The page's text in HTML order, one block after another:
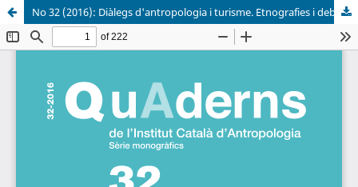
No 32 (2016): Diàlegs d'antropologia i turisme. Etnografies i debats contemporanis